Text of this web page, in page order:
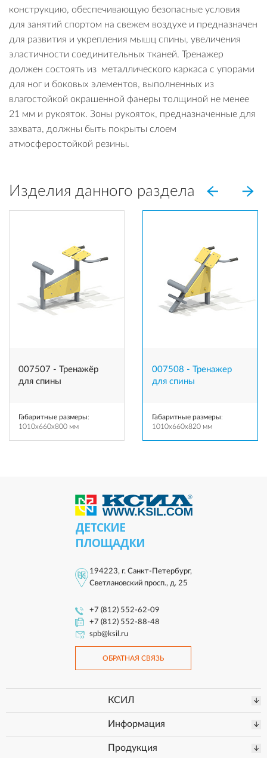
конструкцию, обеспечивающую безопасные условия
для занятий спортом на свежем воздухе и предназначен
для развития и укрепления мышц спины, увеличения
эластичности соединительных тканей. Тренажер
должен состоять из металлического каркаса с упорами
для ног и боковых элементов, выполненных из
влагостойкой окрашенной фанеры толщиной не менее
21 мм и рукояток. Зоны рукояток, предназначенные для
захвата, должны быть покрыты слоем
атмосферостойкой резины.
Изделия данного раздела
007507 - Тренажёр
для спины
Габаритные размеры:
1010x660x800 мм
007508 - Тренажер
для спины
Габаритные размеры:
1010x660x820 мм
ДЕТСКИЕ
ПЛОЩАДКИ
194223, г. Санкт-Петербург,
Светлановский просп., д. 25
+7 (812) 552-62-09
+7 (812) 552-88-48
spb@ksil.ru
ОБРАТНАЯ СВЯЗЬ
КСИЛ
Информация
Продукция